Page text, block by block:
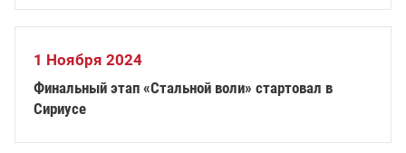
1 Ноября 2024
Финальный этап «Стальной воли» стартовал в
Сириусе